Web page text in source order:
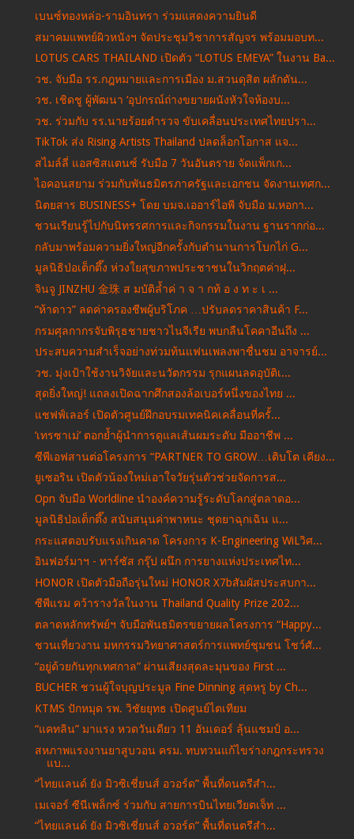
เบนซ์ทองหล่อ-รามอินทรา ร่วมแสดงความยินดี
สมาคมแพทย์ผิวหนังฯ จัดประชุมวิชาการสัญจร พร้อมมอบท...
LOTUS CARS THAILAND เปิดตัว “LOTUS EMEYA” ในงาน Ba...
วช. จับมือ รร.กฎหมายและการเมือง ม.สวนดุสิต ผลักดัน...
วช. เชิดชู ผู้พัฒนา ‘อุปกรณ์ถ่างขยายผนังหัวใจห้องบ...
วช. ร่วมกับ รร.นายร้อยตำรวจ ขับเคลื่อนประเทศไทยปรา...
TikTok ส่ง Rising Artists Thailand ปลดล็อกโอกาส แจ...
สไมล์ลี่ แอสซิสแตนซ์ รับมือ 7 วันอันตราย จัดแพ็กเก...
ไอคอนสยาม ร่วมกับพันธมิตรภาครัฐและเอกชน จัดงานเทศก...
นิตยสาร BUSINESS+ โดย บมจ.เออาร์ไอพี จับมือ ม.หอกา...
ชวนเรียนรู้ไปกับนิทรรศการและกิจกรรมในงาน ฐานรากก่อ...
กลับมาพร้อมความยิ่งใหญ่อีกครั้งกับตำนานการโบกไก่ G...
มูลนิธิป่อเต็กตึ๊ง ห่วงใยสุขภาพประชาชนในวิกฤตค่าฝุ...
จินจู JINZHU 金珠 ส มบัติล้ำค่ า จ า กท้ อ ง ท ะ เ ...
“ห้าดาว” ลดค่าครองชีพผู้บริโภค …ปรับลดราคาสินค้า F...
กรมศุลกากรจับพิรุธชายชาวไนจีเรีย พบกลืนโคคาอีนถึง ...
ประสบความสำเร็จอย่างท่วมท้นแฟนเพลงพาชื่นชม อาจารย์...
วช. มุ่งเป้าใช้งานวิจัยและนวัตกรรม รุกแผนลดอุบัติเ...
สุดยิ่งใหญ่! แถลงเปิดฉากศึกสองล้อเบอร์หนึ่งของไทย ...
แชฟฟ์เลอร์ เปิดตัวศูนย์ฝึกอบรมเทคนิคเคลื่อนที่ครั้...
‘เทรซาเม่’ ตอกย้ำผู้นำการดูแลเส้นผมระดับ มืออาชีพ ...
ซีพีเอฟสานต่อโครงการ “PARTNER TO GROW…เติบโต เคียง...
ยูเซอริน เปิดตัวน้องใหม่เอาใจวัยรุ่นตัวช่วยจัดการส...
Opn จับมือ Worldline นำองค์ความรู้ระดับโลกสู่ตลาดอ...
มูลนิธิป่อเต็กตึ๊ง สนับสนุนค่าพาหนะ ชุดยาฉุกเฉิน แ...
กระแสตอบรับแรงเกินคาด โครงการ K-Engineering WiLวิศ...
อินฟอร์มาฯ - ทาร์ซัส กรุ๊ป ผนึก การยางแห่งประเทศไท...
HONOR เปิดตัวมือถือรุ่นใหม่ HONOR X7bสัมผัสประสบกา...
ซีพีแรม คว้ารางวัลในงาน Thailand Quality Prize 202...
ตลาดหลักทรัพย์ฯ จับมือพันธมิตรขยายผลโครงการ “Happy...
ชวนเที่ยวงาน มหกรรมวิทยาศาสตร์การแพทย์ชุมชน โชว์ศั...
“อยู่ด้วยกันทุกเทศกาล” ผ่านเสียงสุดละมุนของ First ...
BUCHER ชวนผู้ใจบุญประมูล Fine Dinning สุดหรู by Ch...
KTMS ปักหมุด รพ. วิชัยยุทธ เปิดศูนย์ไตเทียม
“แคทลิน” มาแรง หวดวันเดียว 11 อันเดอร์ ลุ้นแชมป์ อ...
สหภาพแรงงานยาสูบวอน ครม. ทบทวนแก้ไขร่างกฎกระทรวง
แบ...
“ไทยแลนด์ ยัง มิวซิเชี่ยนส์ อวอร์ด” พื้นที่ดนตรีสำ...
เมเจอร์ ซีนีเพล็กซ์ ร่วมกับ สายการบินไทยเวียตเจ็ท ...
“ไทยแลนด์ ยัง มิวซิเชี่ยนส์ อวอร์ด” พื้นที่ดนตรีสำ...